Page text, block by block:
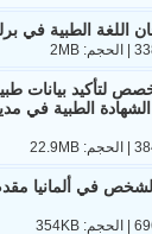
اللغة الطبية في
لتأكيد بيانات
الطبية في
في ألمانيا